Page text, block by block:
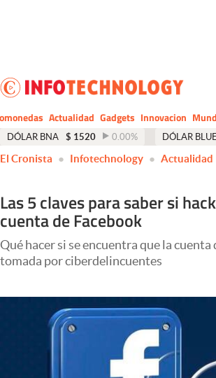
Dólar
Economía y Política
Finanzas y Mercados
Negocios
Columnistas
Otras secciones
Apertura
Infotechnology
Actualidad Gadgets Innovacion
CIO
DÓLAR BNA $ 1520 0.00% DÓLAR BLUE
El Cronista Infotechnology Actualidad
Las 5 claves para saber si
cuenta de Facebook
Qué hacer si se encuentra que la cuenta
tomada por ciberdelincuentes